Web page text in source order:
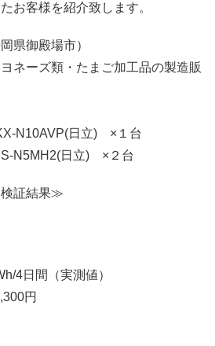
お客様を紹介致します。
県御殿場市）
ネーズ類・たまご加工品の製造販
N10AVP(日立) ×１台
N5MH2(日立) ×２台
証結果≫
4日間（実測値）
円